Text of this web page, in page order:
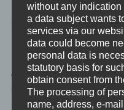
Elternteile verzichten
projizieren alle eigene
Partnerin.
Das ist es, was die Kinder
wollen eine Welt mit mehr
unreflektiertenMenschen.
without any indication
a data subject wants
services via our
data could become
personal data is
statutory basis for
obtain consent from
The processing of
name, address, e-